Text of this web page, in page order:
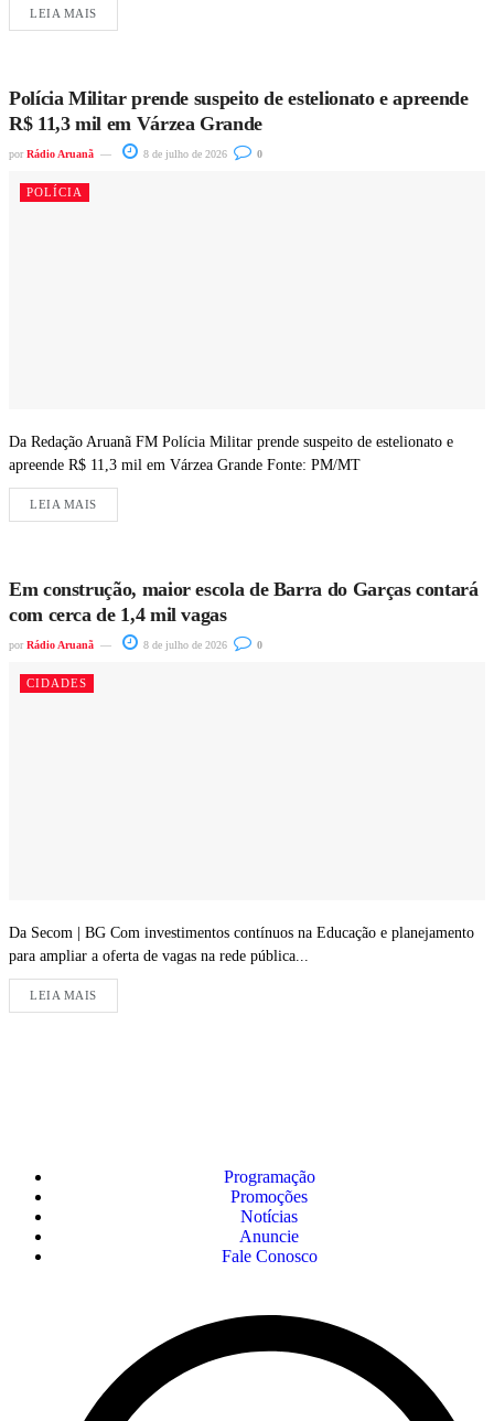
LEIA MAIS
Polícia Militar prende suspeito de estelionato e apreende
R$ 11,3 mil em Várzea Grande
por Rádio Aruanã 8 de julho de 2026 0
POLÍCIA
Da Redação Aruanã FM Polícia Militar prende suspeito de estelionato e
apreende R$ 11,3 mil em Várzea Grande Fonte: PM/MT
LEIA MAIS
Em construção, maior escola de Barra do Garças contará
com cerca de 1,4 mil vagas
por Rádio Aruanã 8 de julho de 2026 0
CIDADES
Da Secom | BG Com investimentos contínuos na Educação e planejamento
para ampliar a oferta de vagas na rede pública...
LEIA MAIS
Programação
Promoções
Notícias
Anuncie
Fale Conosco